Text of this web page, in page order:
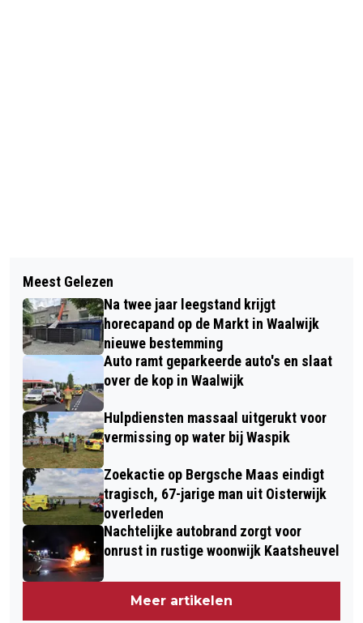
LICHTGEWONDE EN ZWARE SCHADE
BIJ ONGEVAL OP MIDDEN-
BRABANTWEG BIJ WAALWIJK
BOUWBEDRIJF KLEIJNGELD ZOEKT
ERVAREN PROJECTLEIDER VOOR
UITDAGENDE PROJECTEN
Meest Gelezen
Na twee jaar leegstand krijgt
horecapand op de Markt in Waalwijk
nieuwe bestemming
Auto ramt geparkeerde auto's en slaat
over de kop in Waalwijk
Hulpdiensten massaal uitgerukt voor
vermissing op water bij Waspik
Zoekactie op Bergsche Maas eindigt
tragisch, 67-jarige man uit Oisterwijk
overleden
Nachtelijke autobrand zorgt voor
onrust in rustige woonwijk Kaatsheuvel
Meer artikelen